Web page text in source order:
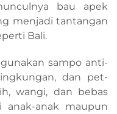
bau apek
menjadi tantangan
Bali.
sampo anti-
dan pet-
wangi, dan bebas
anak-anak maupun